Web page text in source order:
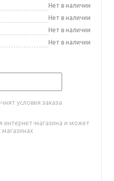
Нет в наличии
Нет в наличии
Нет в наличии
Нет в наличии
условия заказа
интернет-магазина и может
магазинах